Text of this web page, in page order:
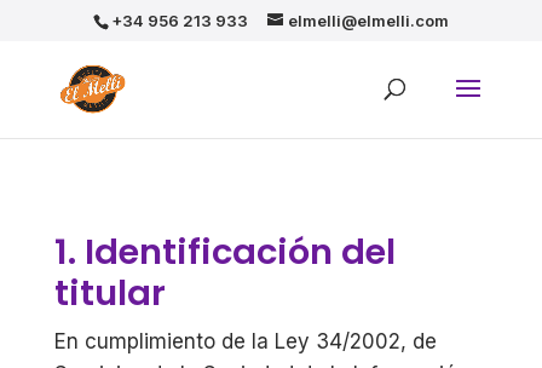
+34 956 213 933 elmelli@elmelli.com
1. Identificación del
titular
En cumplimiento de la Ley 34/2002, de